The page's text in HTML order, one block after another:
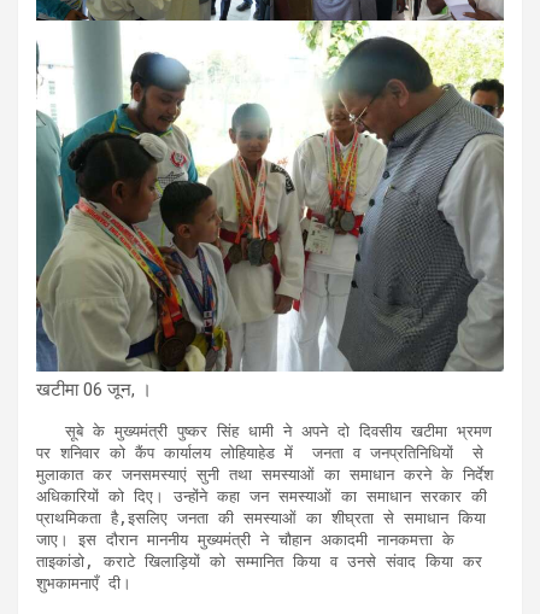
खटीमा 06 जून, ।
पर शनिवार को कैंप कार्यालय लोहियाहेड में  जनता व जनप्रतिनिधियों  से
मुलाकात कर जनसमस्याएं सुनी तथा समस्याओं का समाधान करने के निर्देश
अधिकारियों को दिए। उन्होंने कहा जन समस्याओं का समाधान सरकार की
प्राथमिकता है,इसलिए जनता की समस्याओं का शीघ्रता से समाधान किया
जाए। इस दौरान माननीय मुख्यमंत्री ने चौहान अकादमी नानकमत्ता के
ताइकांडो, कराटे खिलाड़ियों को सम्मानित किया व उनसे संवाद किया कर
शुभकामनाएँ दी।